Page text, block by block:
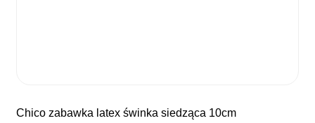
chico zabawka latex świnka siedząca 10cm